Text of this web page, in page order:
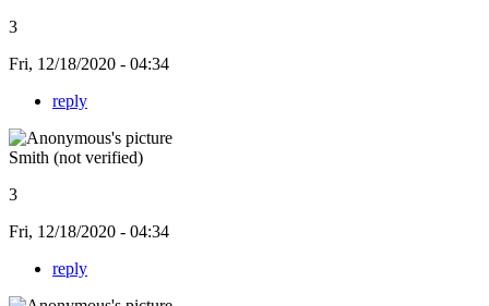
3
Fri, 12/18/2020 - 04:34
reply
Smith (not verified)
3
Fri, 12/18/2020 - 04:34
reply